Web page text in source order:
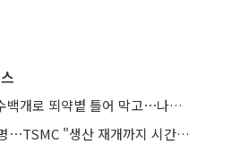
초대형 자동 파라솔 수백개로 뙤약볕 틀어 막고⋯나라별 폭염 생존법
일본 강진 사망자 28명⋯TSMC "생산 재개까지 시간 필요해"